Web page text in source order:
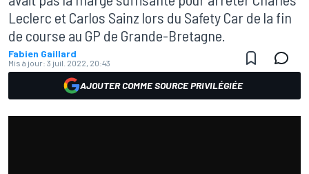
Leclerc et Carlos Sainz lors du Safety Car de la fin
de course au GP de Grande-Bretagne.
Fabien Gaillard
Mis à jour: 3 juil. 2022, 20:43
AJOUTER COMME SOURCE PRIVILÉGIÉE